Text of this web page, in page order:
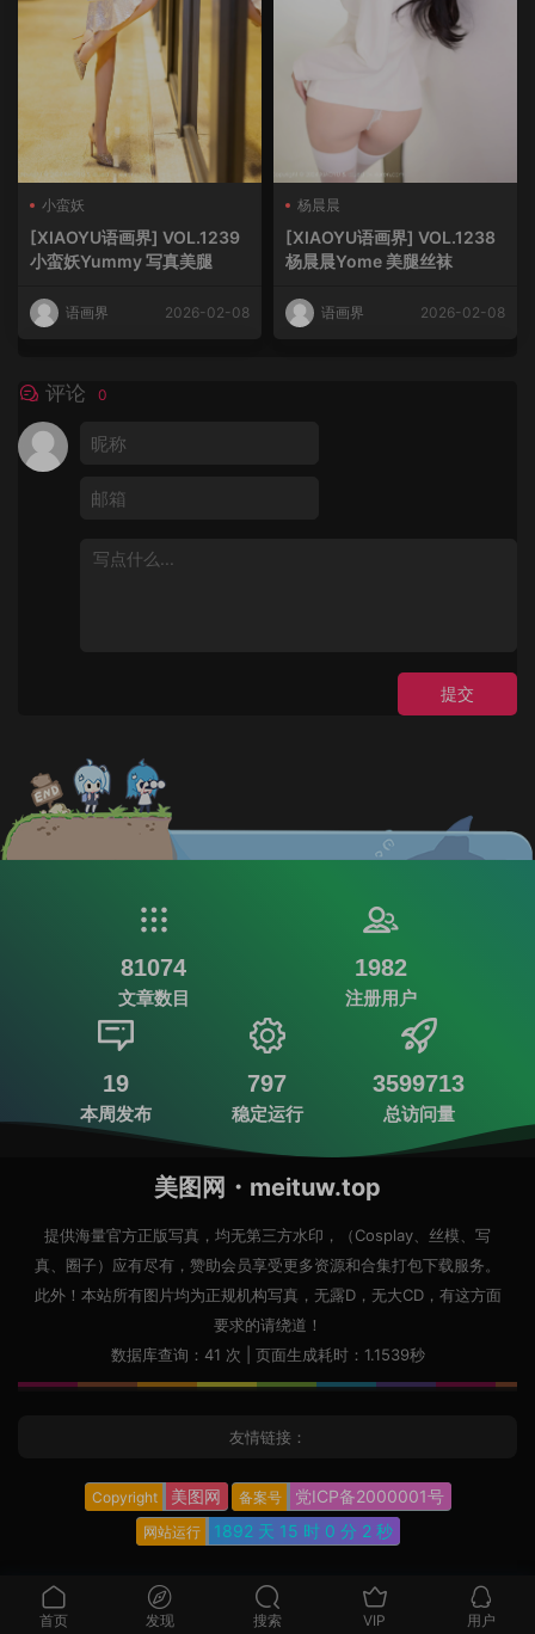
小蛮妖
[XIAOYU语画界] VOL.1239
小蛮妖Yummy 写真美腿
语画界 2026-02-08
杨晨晨
[XIAOYU语画界] VOL.1238
杨晨晨Yome 美腿丝袜
语画界 2026-02-08
评论 0
提交
81074
文章数目
1982
注册用户
19
本周发布
797
稳定运行
3599713
总访问量
美图网・meituw.top
提供海量官方正版写真，均无第三方水印，（Cosplay、丝模、写
真、圈子）应有尽有，赞助会员享受更多资源和合集打包下载服务。
此外！本站所有图片均为正规机构写真，无露D，无大CD，有这方面
要求的请绕道！
数据库查询：41 次 | 页面生成耗时：1.1539秒
友情链接：
Copyright 美图网 备案号 党ICP备2000001号
网站运行 1892 天 15 时 0 分 3 秒
首页 发现 搜索 VIP 用户